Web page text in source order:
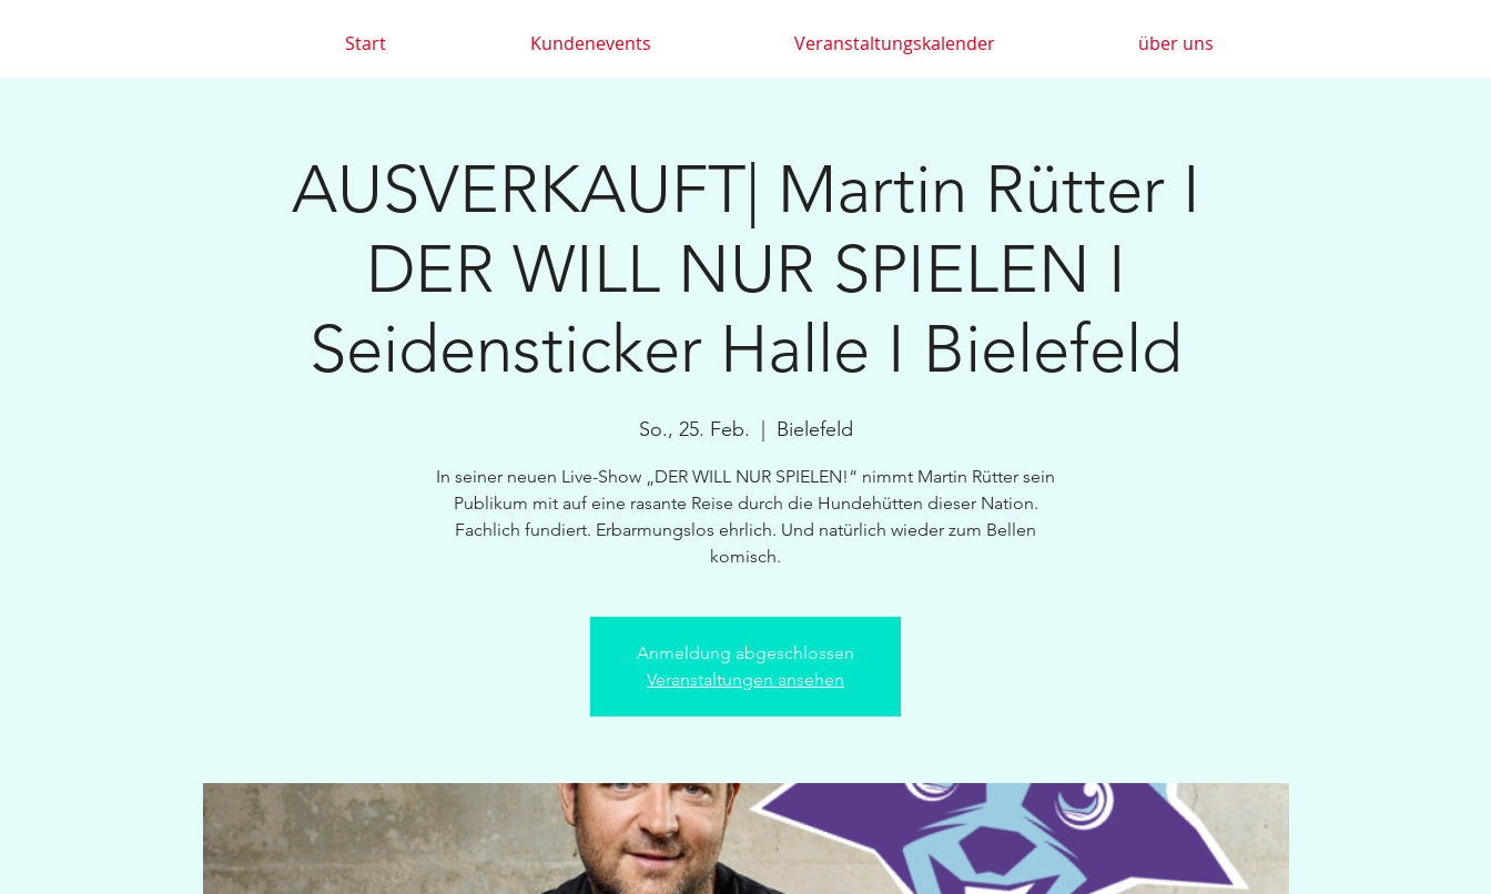
Start Kundenevents Veranstaltungskalender über uns
AUSVERKAUFT| Martin Rütter I
DER WILL NUR SPIELEN I
Seidensticker Halle I Bielefeld
So., 25. Feb. Bielefeld
In seiner neuen Live-Show „DER WILL NUR SPIELEN!“ nimmt Martin Rütter sein
Publikum mit auf eine rasante Reise durch die Hundehütten dieser Nation.
Fachlich fundiert. Erbarmungslos ehrlich. Und natürlich wieder zum Bellen
komisch.
Anmeldung abgeschlossen
Veranstaltungen ansehen